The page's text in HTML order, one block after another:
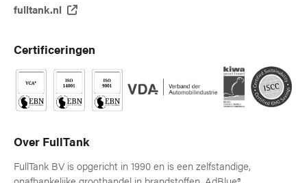
fulltank.nl
Certificeringen
Over FullTank
FullTank BV is opgericht in 1990 en is een zelfstandige,